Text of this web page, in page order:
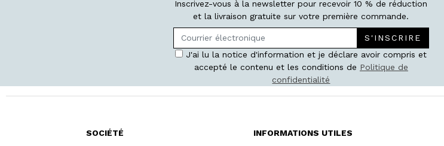
Inscrivez-vous à la newsletter pour recevoir 10 % de réduction
et la livraison gratuite sur votre première commande.
S'INSCRIRE
J'ai lu la notice d'information et je déclare avoir compris et
accepté le contenu et les conditions de Politique de
confidentialité
SOCIÉTÉ INFORMATIONS UTILES